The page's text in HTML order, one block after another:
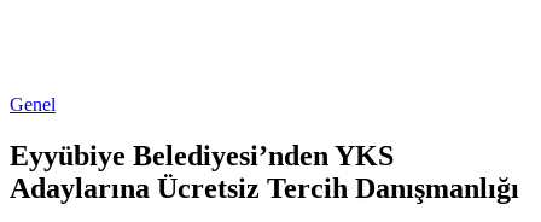
Genel
Eyyübiye Belediyesi’nden YKS
Adaylarına Ücretsiz Tercih Danışmanlığı